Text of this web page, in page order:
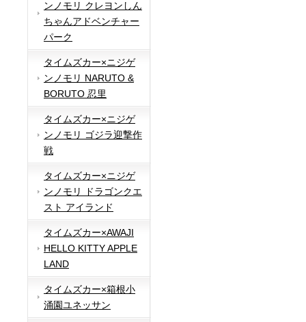
ンノモリ クレヨンしん
ちゃんアドベンチャー
パーク
タイムズカー×ニジゲ
ンノモリ NARUTO &
BORUTO 忍里
タイムズカー×ニジゲ
ンノモリ ゴジラ迎撃作
戦
タイムズカー×ニジゲ
ンノモリ ドラゴンクエ
スト アイランド
タイムズカー×AWAJI
HELLO KITTY APPLE
LAND
タイムズカー×箱根小
涌園ユネッサン